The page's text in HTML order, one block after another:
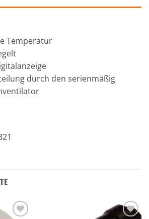
Temperatur
durch den serienmäßig